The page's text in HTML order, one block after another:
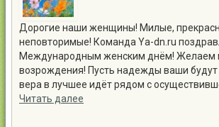
Дорогие наши женщины! Милые,
неповторимые! Команда Ya-dn.ru
Международным женским днём! Желаем
возрождения! Пусть надежды ваши
вера в лучшее идёт рядом с
Читать далее